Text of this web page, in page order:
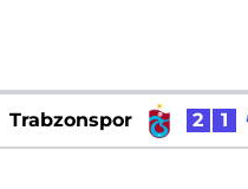
Trabzonspor 2 1